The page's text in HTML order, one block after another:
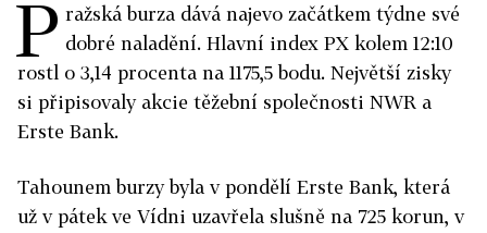
P ražská burza dává najevo začátkem týdne své
dobré naladění. Hlavní index PX kolem 12:10
rostl o 3,14 procenta na 1175,5 bodu. Největší zisky
si připisovaly akcie těžební společnosti NWR a
Erste Bank.
Tahounem burzy byla v pondělí Erste Bank, která
už v pátek ve Vídni uzavřela slušně na 725 korun, v